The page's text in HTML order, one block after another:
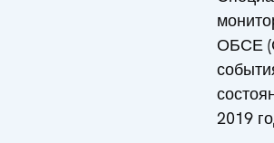
ОБСЕ
2019